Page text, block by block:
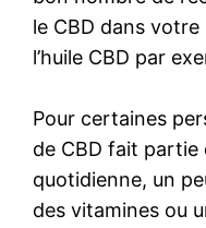
le CBD dans
l’huile CBD par
Pour certaines
de CBD fait
quotidienne, un
des vitamines ou